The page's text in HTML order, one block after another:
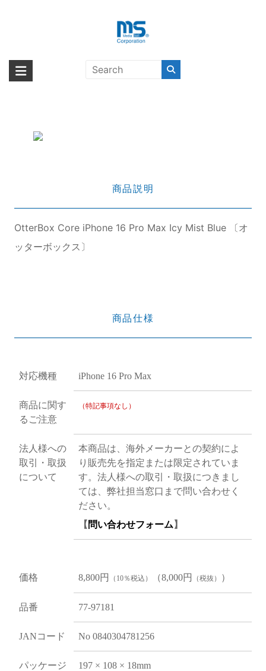
海外輸入ブランド商品｜株式会社
海外事業部が取り揃えている海外輸入商品には、日本では珍しい「海外ブ
ランド」をはじめ「ユニークな商品」「機能的な商品」「コストパフォー
Icy Mist Blue 〔オッターボック
商品説明
OtterBox Core iPhone 16 Pro Max Icy Mist Blue 〔オ
ッターボックス〕
商品仕様
対応機種 iPhone 16 Pro Max
商品に関す
るご注意
（特記事項なし）
法人様への
取引・取扱
について
本商品は、海外メーカーとの契約によ
り販売先を指定または限定されていま
す。法人様への取引・取扱につきまし
ては、弊社担当窓口まで問い合わせく
ださい。
【 問い合わせフォーム 】
価格 8,800円 （10％税込） （8,000円 （税抜） ）
品番 77-97181
JANコード No 0840304781256
パッケージ
197 × 108 × 18mm